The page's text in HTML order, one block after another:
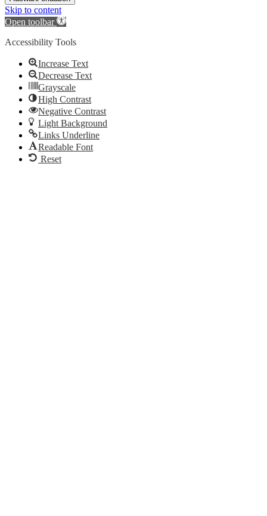
Skip to content
Open toolbar
Accessibility Tools
Increase Text
Decrease Text
Grayscale
High Contrast
Negative Contrast
Light Background
Links Underline
Readable Font
Reset